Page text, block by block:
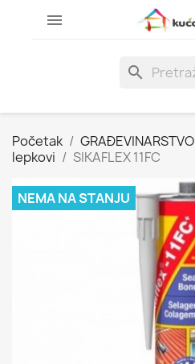

search
Početak GRAĐEVINARSTVO
lepkovi
SIKAFLEX 11FC
NEMA NA STANJU